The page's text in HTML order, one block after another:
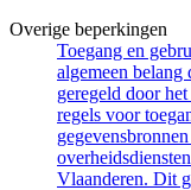
Overige beperkingen
Toegang en
algemeen belang
geregeld door
regels voor
Vlaanderen. Dit